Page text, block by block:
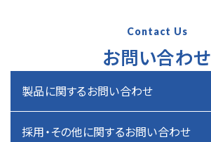
Contact Us
お問い合わせ
製品に関するお問い合わせ
採用・その他に関するお問い合わせ